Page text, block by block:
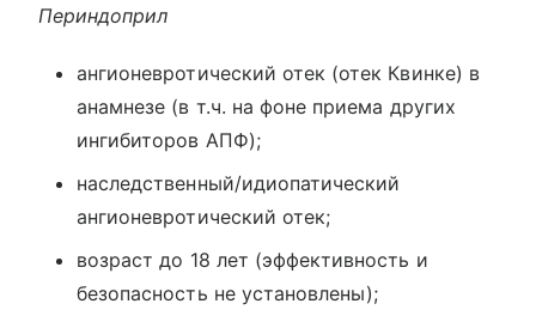
Периндоприл
ангионевротический отек (отек Квинке) в
анамнезе (в т.ч. на фоне приема других
ингибиторов АПФ);
наследственный/идиопатический
ангионевротический отек;
возраст до 18 лет (эффективность и
безопасность не установлены);